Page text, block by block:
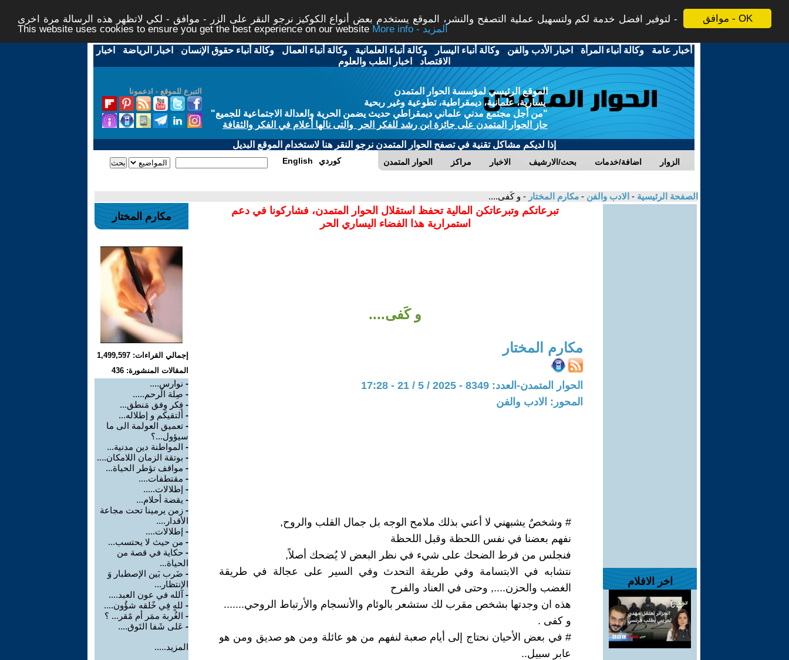
موافق - OK
لتوفير افضل خدمة لكم ولتسهيل عملية التصفح والنشر، الموقع يستخدم بعض أنواع الكوكيز نرجو النقر على الزر - موافق - لكي لاتظهر هذه الرسالة مرة اخرى -
This website uses cookies to ensure you get the best experience on our website
More info - المزيد
أخبار عامة -وكالة أنباء المرأة - اخبار الأدب والفن -وكالة أنباء اليسار -وكالة أنباء العلمانية -وكالة أنباء العمال -وكالة أنباء حقوق الإنسان - اخبار الرياضة - اخبار
الاقتصاد - اخبار الطب والعلوم
التبرع للموقع - ادعمونا
الموقع الرئيسي لمؤسسة الحوار المتمدن
يسارية، علمانية، ديمقراطية، تطوعية وغير ربحية
"من أجل مجتمع مدني علماني ديمقراطي حديث يضمن الحرية والعدالة الاجتماعية للجميع"
حاز الحوار المتمدن على جائزة ابن رشد للفكر الحر والتى نالها أعلام في الفكر والثقافة
إذا لديكم مشاكل تقنية في تصفح الحوار المتمدن نرجو النقر هنا لاستخدام الموقع البديل
الحوار المتمدن مراكز الاخبار بحث/الارشيف اضافة/خدمات الزوار English كوردي
الصفحة الرئيسية - الادب والفن - مكارم المختار - و كَفى....
اخر الافلام
تبرعاتكم وتبرعاتكن المالية تحفظ استقلال الحوار المتمدن، فشاركونا في دعم
استمرارية هذا الفضاء اليساري الحر
و كَفى....
مكارم المختار
الحوار المتمدن-العدد: 8349 - 2025 / 5 / 21 - 17:28
المحور: الادب والفن
# وشخصٌ يشبهني لا أعني بذلك ملامح الوجه بل جمال القلب والروح,
نفهم بعضنا في نفس اللحظة وقبل اللحظة
فنجلس من فرط الضحك على شيء في نظر البعض لا يُضحك أصلاً,
نتشابه في الابتسامة وفي طريقة التحدث وفي السير على عجالة في طريقة
الغضب والحزن...., وحتى في العناد والفرح
هذه ان وجدتها بشخص مقرب لك ستشعر بالوئام والأنسجام والأرتباط الروحي.......
و كفى .
# في بعض الأحيان نحتاج إلى أيام صعبة لنفهم من هو عائلة ومن هو صديق ومن هو
عابر سبيل..
مكارم المختار
إجمالي القراءات: 1,499,597
المقالات المنشورة: 436
- نوارس....
- صِلة الًرحم.....
- فِكر وِفق مَنطق...
- ألتقيكم و إطلاله...
- تعميق العولمة الى ما
سيؤول...؟
- المواطنة دين مدنية...
- بوتقة الزمان اللامكان....
- مواقف تؤطر الحياة...
- مقتطفات....
- إطلالات.....
- يقضة أحلام...
- زمن يرمينا تحت مجاعة
الأقدار....
- إطلالات....
- من حيث لا يحتسب...
- حكاية في قصة من
الحياة...
- ضَرب بَين الإصطبار وَ
الإنتظار...
- آلله في عون العبد....
- للهٍ فِي خًلقه شؤُون....
- الغُربة ممَر أم مًقر... ؟
- عَلى شَفا التَوق....
المزيد.....